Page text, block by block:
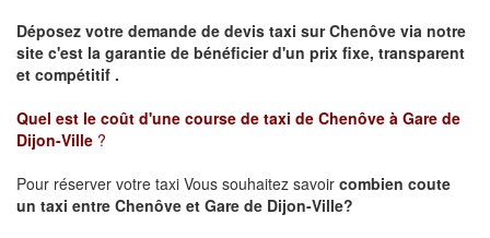
Déposez votre demande de devis taxi surChenôve via notre
site c'est la garantie de bénéficier d'un prix fixe, transparent
et compétitif .
Quel est le coût d'une course de taxi de Chenôve à Gare de
Dijon-Ville ?
Pour réserver votre taxi Vous souhaitez savoir combien coute
un taxi entre Chenôve et Gare de Dijon-Ville?